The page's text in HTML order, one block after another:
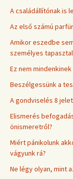
A családállítónak is
Az első számú
Amikor eszedbe
személyes
Ez nem
Beszélgessünk a
A gondviselés 8
Elismerés
önismeretről?
Miért pánikolunk
vágyunk rá?
Ne légy olyan, mint